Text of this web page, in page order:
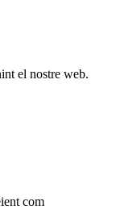
el nostre web.
com